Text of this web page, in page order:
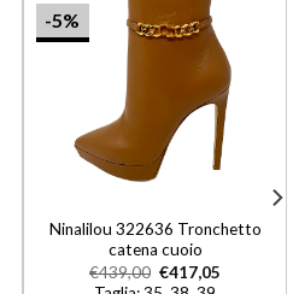
-5%
Ninalilou 322636 Tronchetto
catena cuoio
€439,00 €417,05